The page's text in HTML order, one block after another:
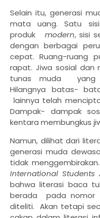
Selain itu, generasi
mata uang. Satu
produk
modern, sisi
dengan berbagai
cepat. Ruang-ruang
rapat. Jiwa sosial dan
tunas muda
Hilangnya batas-
lainnya telah
Dampak- dampak
kentara membungkus
Namun, dilihat dari
generasi muda
tidak
International Students
bahwa literasi baca
berada
pada nomor
diteliti. Akan tetapi